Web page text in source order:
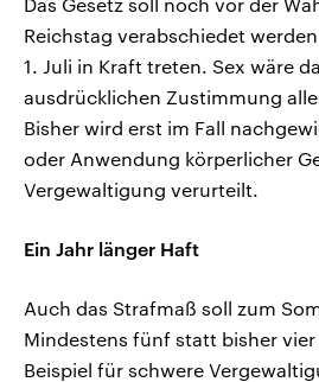
Das Gesetz soll noch vor der
Reichstag verabschiedet
1. Juli in Kraft treten. Sex wäre
ausdrücklichen Zustimmung
Bisher wird erst im Fall
oder Anwendung körperlicher
Vergewaltigung verurteilt.
Ein Jahr länger Haft
Auch das Strafmaß soll zum
Mindestens fünf statt bisher vier
Beispiel für schwere